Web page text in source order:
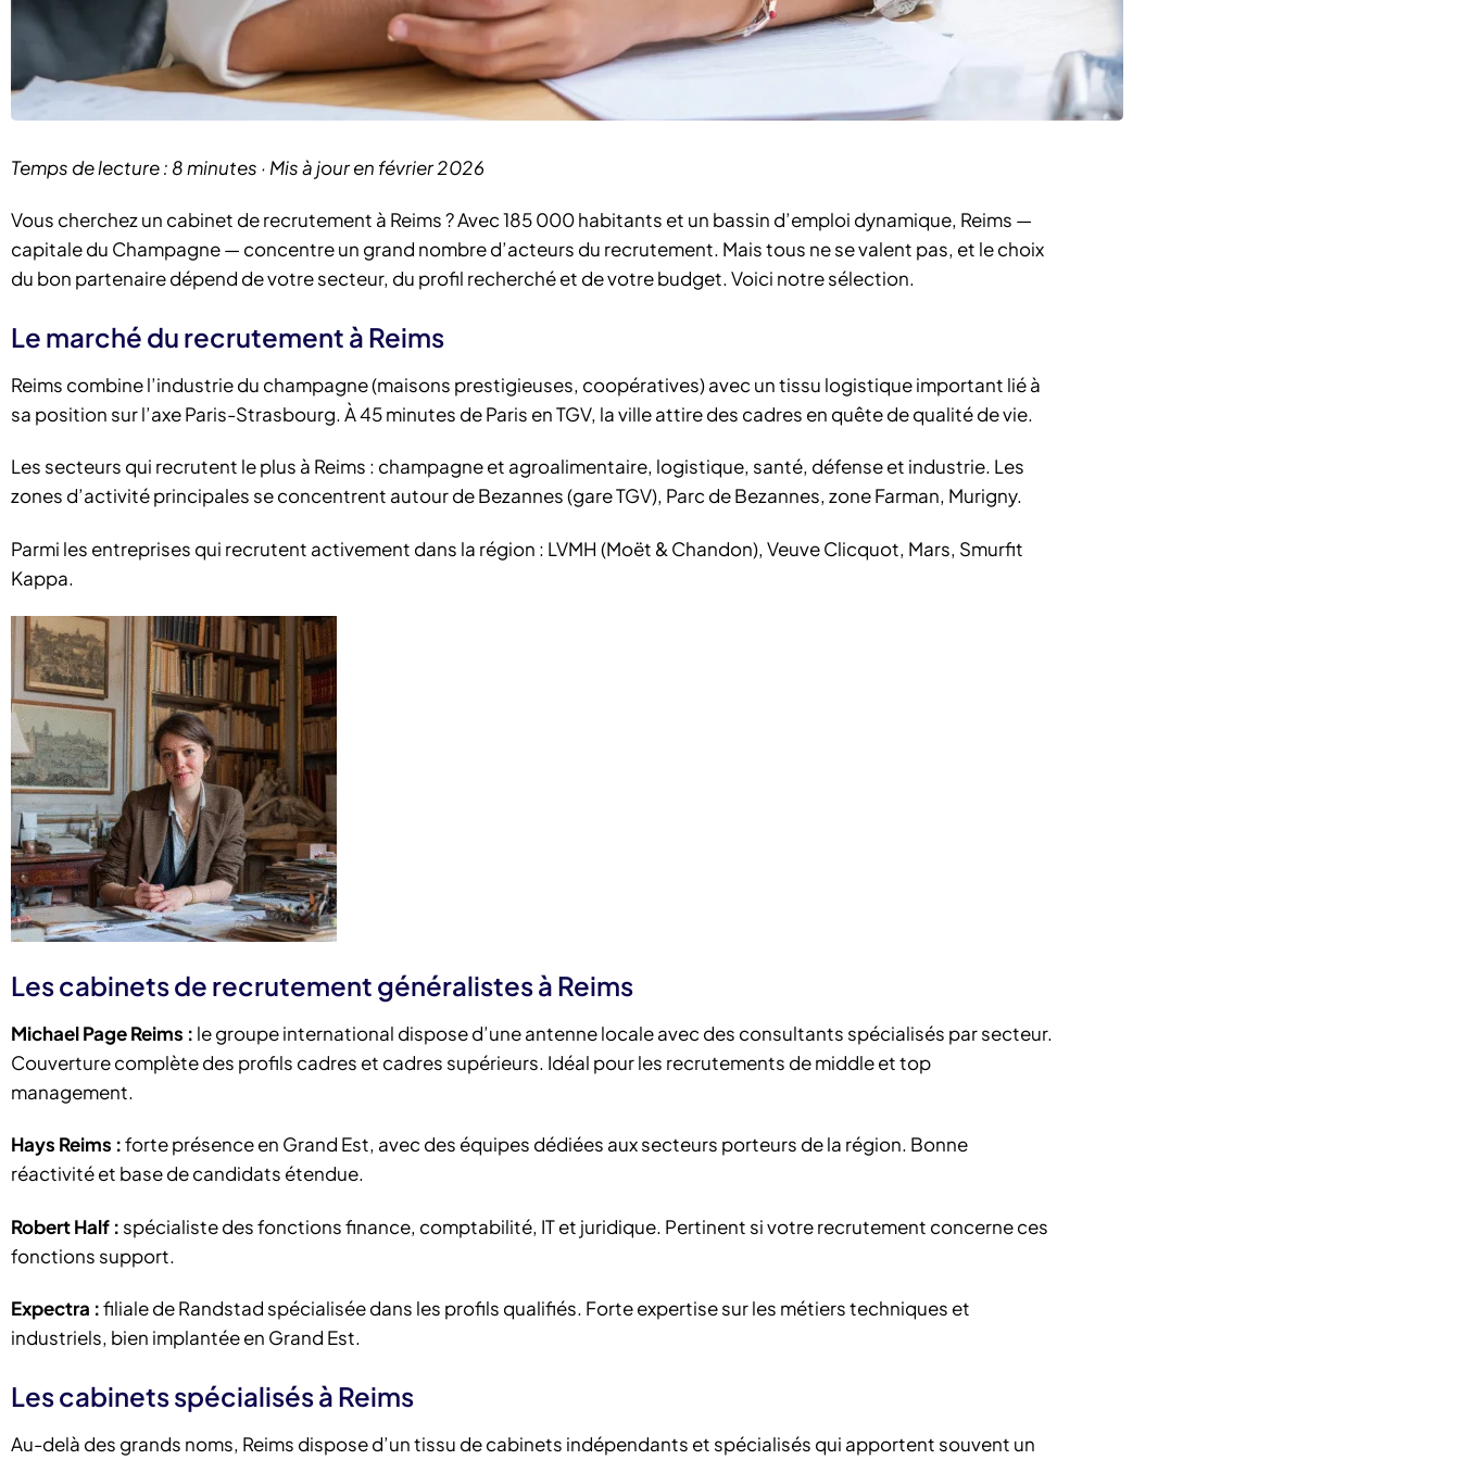
Temps de lecture : 8 minutes · Mis à jour en février 2026
Vous cherchez un cabinet de recrutement à Reims ? Avec 185 000 habitants et un bassin d’emploi dynamique, Reims —
capitale du Champagne — concentre un grand nombre d’acteurs du recrutement. Mais tous ne se valent pas, et le choix
du bon partenaire dépend de votre secteur, du profil recherché et de votre budget. Voici notre sélection.
Le marché du recrutement à Reims
Reims combine l’industrie du champagne (maisons prestigieuses, coopératives) avec un tissu logistique important lié à
sa position sur l’axe Paris-Strasbourg. À 45 minutes de Paris en TGV, la ville attire des cadres en quête de qualité de vie.
Les secteurs qui recrutent le plus à Reims : champagne et agroalimentaire, logistique, santé, défense et industrie. Les
zones d’activité principales se concentrent autour de Bezannes (gare TGV), Parc de Bezannes, zone Farman, Murigny.
Parmi les entreprises qui recrutent activement dans la région : LVMH (Moët & Chandon), Veuve Clicquot, Mars, Smurfit
Kappa.
Les cabinets de recrutement généralistes à Reims
Michael Page Reims : le groupe international dispose d’une antenne locale avec des consultants spécialisés par secteur.
Couverture complète des profils cadres et cadres supérieurs. Idéal pour les recrutements de middle et top
management.
Hays Reims :forte présence en Grand Est, avec des équipes dédiées aux secteurs porteurs de la région. Bonne
réactivité et base de candidats étendue.
Robert Half : spécialiste des fonctions finance, comptabilité, IT et juridique. Pertinent si votre recrutement concerne ces
fonctions support.
Expectra :filiale de Randstad spécialisée dans les profils qualifiés. Forte expertise sur les métiers techniques et
industriels, bien implantée en Grand Est.
Les cabinets spécialisés à Reims
Au-delà des grands noms, Reims dispose d’un tissu de cabinets indépendants et spécialisés qui apportent souvent un